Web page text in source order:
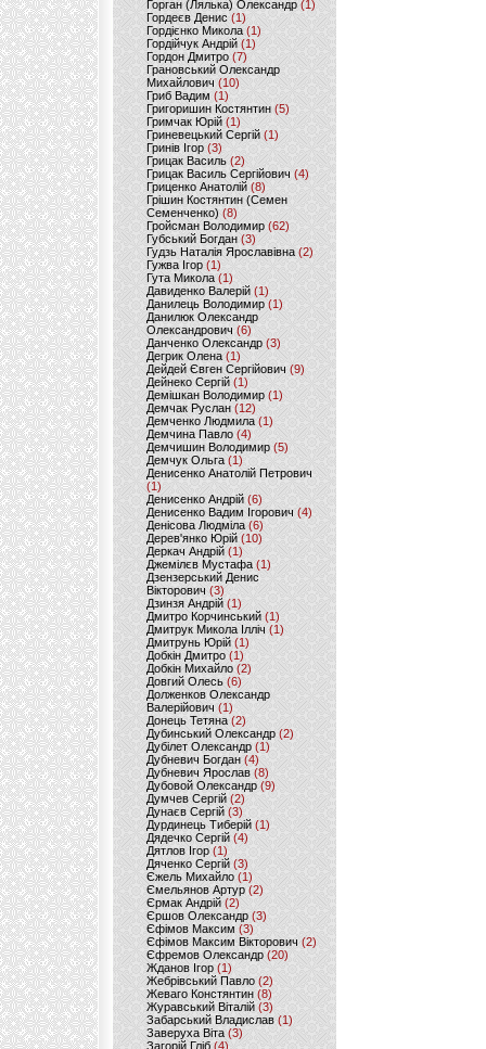
Горган (Лялька) Олександр(1)
Гордеєв Денис (1)
Гордієнко Микола (1)
Гордійчук Андрій (1)
Гордон Дмитро (7)
Грановський Олександр
Михайлович (10)
Гриб Вадим (1)
Григоришин Костянтин (5)
Гримчак Юрій(1)
Гриневецький Сергій(1)
Гринів Ігор (3)
Грицак Василь (2)
Грицак Василь Сергійович (4)
Гриценко Анатолій (8)
Грішин Костянтин (Семен
Семенченко)(8)
Гройсман Володимир(62)
Губський Богдан (3)
Гудзь Наталія Ярославівна(2)
Гужва Ігор (1)
Гута Микола (1)
Давиденко Валерій (1)
Данилець Володимир(1)
Данилюк Олександр
Олександрович (6)
Данченко Олександр (3)
Дегрик Олена(1)
Дейдей Євген Сергійович(9)
Дейнеко Сергій (1)
Демішкан Володимир(1)
Демчак Руслан (12)
Демченко Людмила (1)
Демчина Павло (4)
Демчишин Володимир (5)
Демчук Ольга(1)
Денисенко Анатолій Петрович
(1)
Денисенко Андрій (6)
Денисенко Вадим Ігорович (4)
Денісова Людміла(6)
Дерев'янко Юрій(10)
Деркач Андрій(1)
Джемілєв Мустафа (1)
Дзензерський Денис
Вікторович (3)
Дзинзя Андрій (1)
Дмитро Корчинський (1)
Дмитрук Микола Ілліч (1)
Дмитрунь Юрій (1)
Добкін Дмитро(1)
Добкін Михайло (2)
Довгий Олесь (6)
Долженков Олександр
Валерійович (1)
Донець Тетяна (2)
Дубинський Олександр(2)
Дубілет Олександр (1)
Дубневич Богдан (4)
Дубневич Ярослав (8)
Дубовой Олександр(9)
Думчев Сергій (2)
Дунаєв Сергій(3)
Дурдинець Тиберій (1)
Дядечко Сергій (4)
Дятлов Ігор (1)
Дяченко Сергій (3)
Єжель Михайло (1)
Ємельянов Артур (2)
Єрмак Андрій (2)
Єршов Олександр (3)
Єфімов Максим (3)
Єфімов Максим Вікторович (2)
Єфремов Олександр (20)
Жданов Ігор (1)
Жебрівський Павло (2)
Жеваго Констянтин (8)
Журавський Віталій (3)
Забарський Владислав (1)
Заверуха Віта (3)
Загорій Гліб (4)